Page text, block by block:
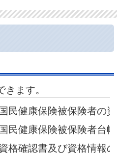
ます。
国民健康保険被保険者の
国民健康保険被保険者台
格確認書及び資格情報